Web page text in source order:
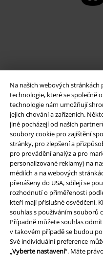
Na našich webových
technologie, které se společně
technologie nám umožňují
jejich chování a zařízeních.
jiné pocházejí od našich
soubory cookie pro zajištění
stránky, pro zlepšení a
pro provádění analýz a pro
personalizované reklamy) na
médiích a na webových
přenášeny do USA, sdílejí se
rozhodnutí o přiměřenosti
kteří mají příslušné osvědčení.
souhlas s používáním souborů
Případně můžete souhlas
v takovém případě se budou
Své individuální preference
„Vyberte nastavení“. Máte
Právní informace
Podmínky
Prohlášení
Ochrana osobních údajů
Likvidace odpadu a ochrana
Prohlášení o shodě
Informace o přístupnosti